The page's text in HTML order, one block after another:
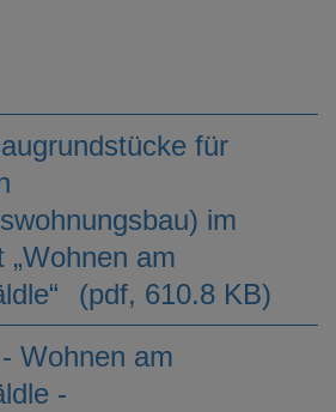
für
im
„Wohnen am
(pdf, 610.8 KB)
Wohnen am
-